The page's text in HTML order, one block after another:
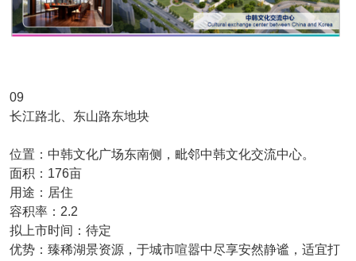
09
长江路北、东山路东地块
位置：中韩文化广场东南侧，毗邻中韩文化交流中心。
面积：176亩
用途：居住
容积率：2.2
拟上市时间：待定
优势：臻稀湖景资源，于城市喧嚣中尽享安然静谧，适宜打